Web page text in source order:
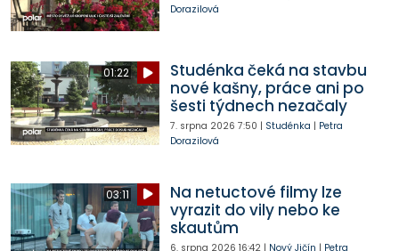
Dorazilová
01:22
Studénka čeká na stavbu
nové kašny, práce ani po
šesti týdnech nezačaly
7. srpna 2026 7:50 | Studénka | Petra
Dorazilová
03:11
Na netuctové filmy lze
vyrazit do vily nebo ke
skautům
6. srpna 2026 16:42| Nový Jičín | Petra